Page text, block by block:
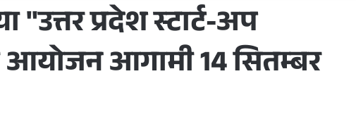
"उत्तर प्रदेश स्टार्ट-अप
आगामी 14 सितम्बर